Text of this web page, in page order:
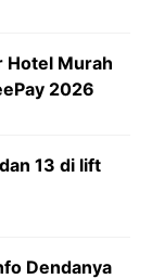
Hotel Murah
2026
13 di lift
Dendanya